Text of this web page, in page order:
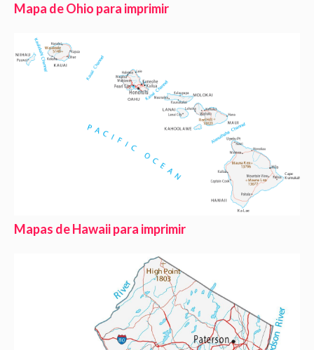
Mapa de Ohio para imprimir
Mapas de Hawaii para imprimir